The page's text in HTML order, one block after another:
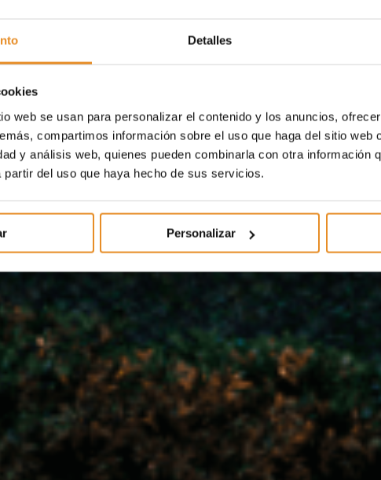
Detalles
web se usan para personalizar el contenido y los anuncios,
compartimos información sobre el uso que haga del sitio web
y análisis web, quienes pueden combinarla con otra información
partir del uso que haya hecho de sus servicios.
Personalizar